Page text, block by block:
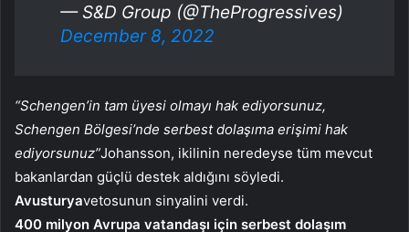
— S&D Group (@TheProgressives)
December 8, 2022
“Schengen’in tam üyesi olmayı hak ediyorsunuz,
Schengen Bölgesi’nde serbest dolaşıma erişimi hak
ediyorsunuz”Johansson, ikilinin neredeyse tüm mevcut
bakanlardan güçlü destek aldığını söyledi.
Avusturyavetosunun sinyalini verdi.
400 milyon Avrupa vatandaşı için serbest dolaşım